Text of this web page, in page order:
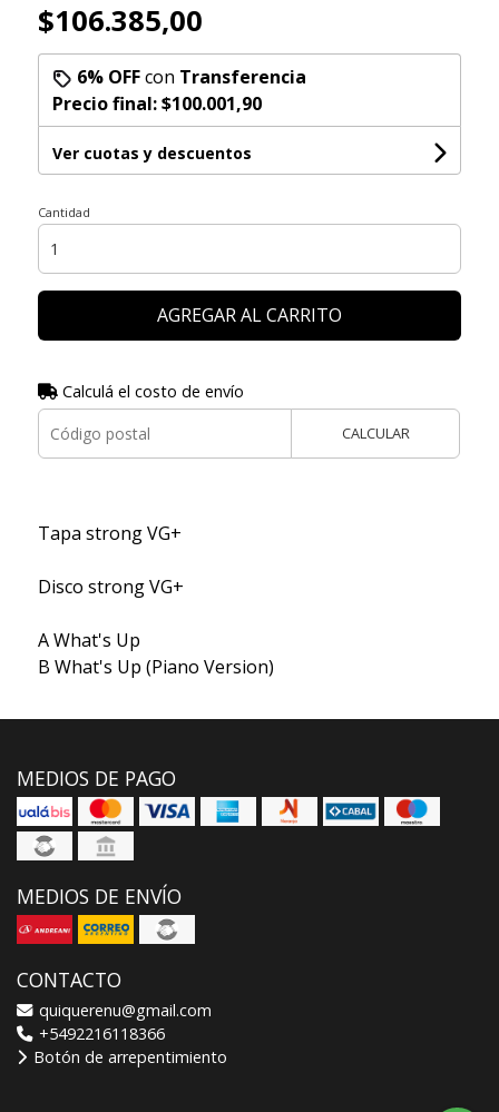
$106.385,00
6% OFFcon Transferencia
Precio final:$100.001,90
Ver cuotas y descuentos
Cantidad
AGREGAR AL CARRITO
Calculá el costo de envío
CALCULAR
Tapa strong VG+
Disco strong VG+
A What's Up
B What's Up (Piano Version)
MEDIOS DE PAGO
MEDIOS DE ENVÍO
CONTACTO
quiquerenu@gmail.com
+5492216118366
Botón de arrepentimiento